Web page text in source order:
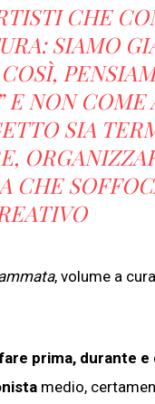
CHE
SIAMO
E NON COME
SIA
CHE
, volume a
prima, durante e
medio,